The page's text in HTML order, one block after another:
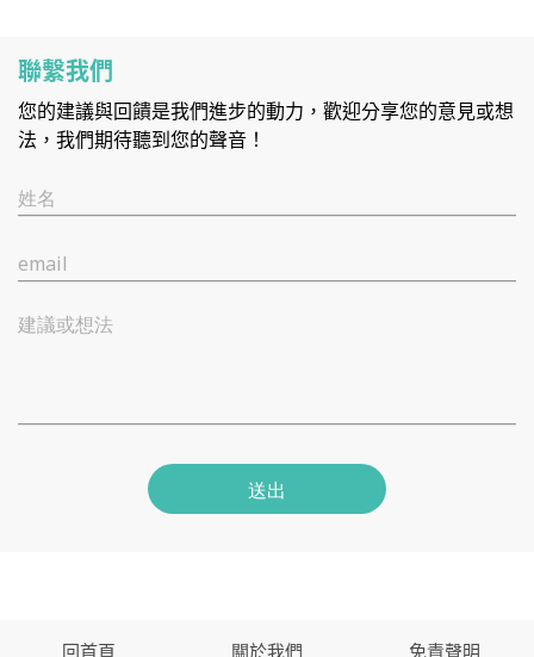
聯繫我們
您的建議與回饋是我們進步的動力，歡迎分享您的意見或想
法，我們期待聽到您的聲音！
姓名
email
建議或想法
送出
回首頁 關於我們 免責聲明